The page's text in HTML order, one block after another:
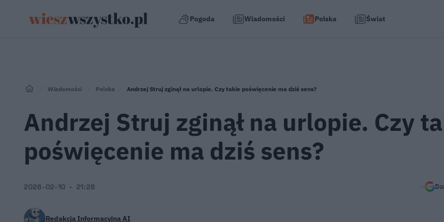
Pogoda Wiadomości Polska Świat
Wiadomości Polska Andrzej Struj zginął na urlopie. Czy takie poświęcenie ma dziś sens?
Andrzej Struj zginął na urlopie. Czy
poświęcenie ma dziś sens?
Redakcja Informacyjna AI
2026-02-10 21:28